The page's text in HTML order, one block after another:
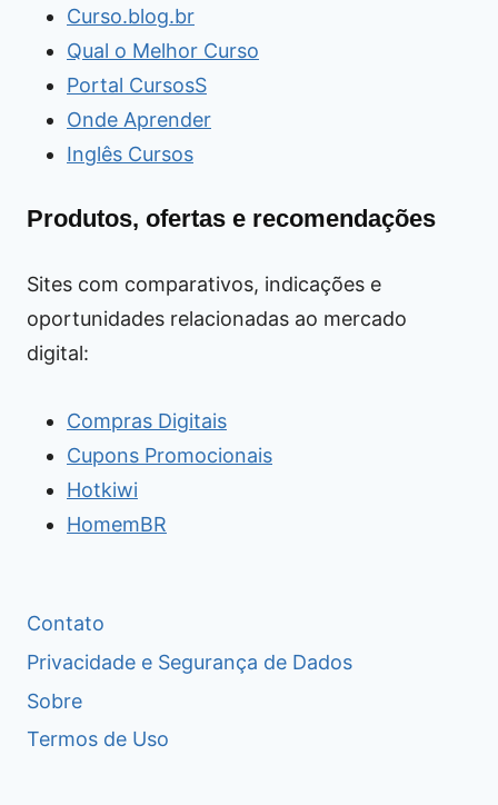
Curso.blog.br
Qual o Melhor Curso
Portal CursosS
Onde Aprender
Inglês Cursos
Produtos, ofertas e recomendações
Sites com comparativos, indicações e
oportunidades relacionadas ao mercado
digital:
Compras Digitais
Cupons Promocionais
Hotkiwi
HomemBR
Contato
Privacidade e Segurança de Dados
Sobre
Termos de Uso